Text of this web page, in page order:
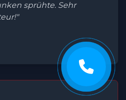
sprühte. Sehr